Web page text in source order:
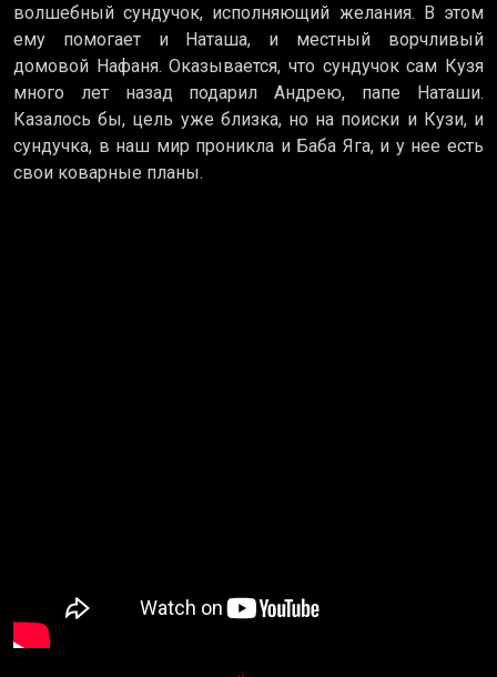
волшебный сундучок, исполняющий желания. В этом
ему помогает и Наташа, и местный ворчливый
домовой Нафаня. Оказывается, что сундучок сам Кузя
много лет назад подарил Андрею, папе Наташи.
Казалось бы, цель уже близка, но на поиски и Кузи, и
сундучка, в наш мир проникла и Баба Яга, и у нее есть
свои коварные планы.